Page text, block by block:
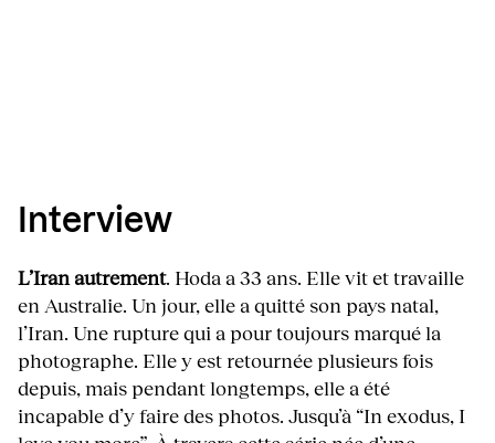
Interview
L’Iran autrement. Hoda a 33 ans. Elle vit et travaille
en Australie. Un jour, elle a quitté son pays natal,
l’Iran. Une rupture qui a pour toujours marqué la
photographe. Elle y est retournée plusieurs fois
depuis, mais pendant longtemps, elle a été
incapable d’y faire des photos. Jusqu’à “In exodus, I